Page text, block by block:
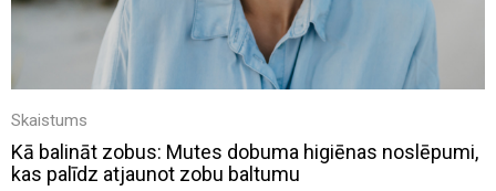
Skaistums
Kā balināt zobus: Mutes dobuma higiēnas noslēpumi,
kas palīdz atjaunot zobu baltumu